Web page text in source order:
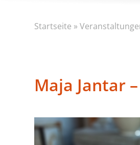
Startseite »
Maja Jantar